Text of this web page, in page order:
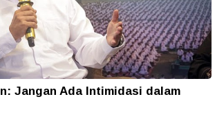
Jangan Ada Intimidasi dalam